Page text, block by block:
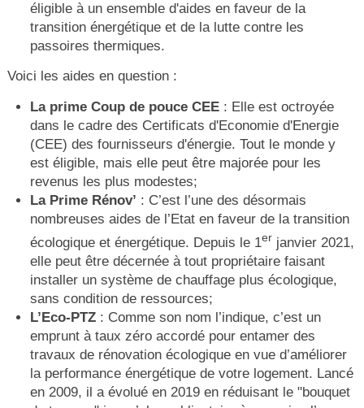
éligible à un ensemble d'aides en faveur de la
transition énergétique et de la lutte contre les
passoires thermiques.
Voici les aides en question :
La prime Coup de pouce CEE : Elle est octroyée
dans le cadre des Certificats d'Economie d'Energie
(CEE) des fournisseurs d'énergie. Tout le monde y
est éligible, mais elle peut être majorée pour les
revenus les plus modestes;
La Prime Rénov’ : C’est l’une des désormais
nombreuses aides de l’Etat en faveur de la transition
écologique et énergétique. Depuis le 1er janvier 2021,
elle peut être décernée à tout propriétaire faisant
installer un système de chauffage plus écologique,
sans condition de ressources;
L’Eco-PTZ: Comme son nom l’indique, c’est un
emprunt à taux zéro accordé pour entamer des
travaux de rénovation écologique en vue d’améliorer
la performance énergétique de votre logement. Lancé
en 2009, il a évolué en 2019 en réduisant le "bouquet